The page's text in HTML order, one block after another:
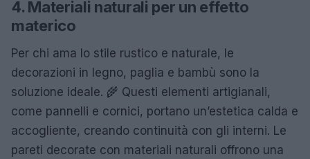
4. Materiali naturali per un effetto
materico
Per chi ama lo stile rustico e naturale, le
decorazioni in legno, paglia e bambù sono la
soluzione ideale. 🌾 Questi elementi artigianali,
come pannelli e cornici, portano un’estetica calda e
accogliente, creando continuità con gli interni. Le
pareti decorate con materiali naturali offrono una